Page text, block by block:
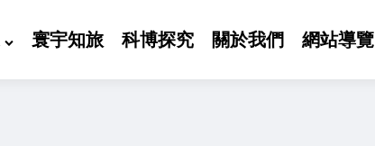
寰宇知旅 科博探究 關於我們 網站導覽